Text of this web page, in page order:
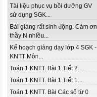
Tài liệu phục vụ bồi dưỡng GV
sử dụng SGK...
Bài giảng rất sinh động. Cảm ơn
thầy N nhiều...
Kế hoạch giảng dạy lớp 4 SGK -
KNTT Môn...
Toán 1 KNTT. Bài 1 Tiết 2....
Toán 1 KNTT. Bài 1 Tiết 1....
Toán 1 KNTT. Bài Các số từ 0